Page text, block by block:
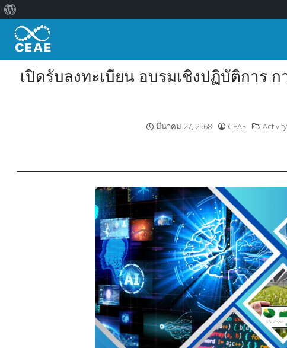
content
เปิดรับลงทะเบียน อบรมเชิงปฏิบัติการ
มีนาคม 27, 2568 CEAE
กับ
เวิร์ด